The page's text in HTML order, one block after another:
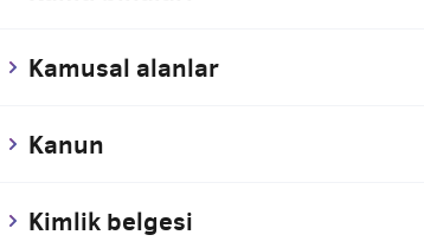
Kamusal alanlar
Kanun
Kimlik belgesi